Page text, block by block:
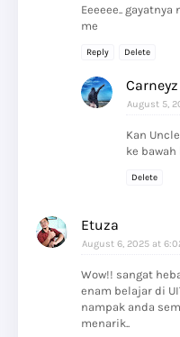
Eeeeee..
me
Reply Delete
Carneyz
August 5,
Kan
ke bawah
Delete
Etuza
August 6, 2025 at
Wow!! sangat
enam belajar di
nampak anda
menarik..